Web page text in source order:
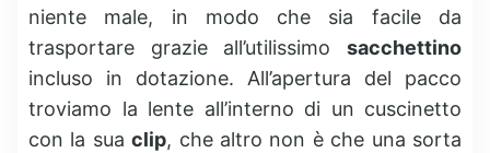
niente male, in modo che sia facile da
trasportare grazie all’utilissimo sacchettino
incluso in dotazione. All’apertura del pacco
troviamo la lente all’interno di un cuscinetto
con la suaclip, che altro non è che una sorta